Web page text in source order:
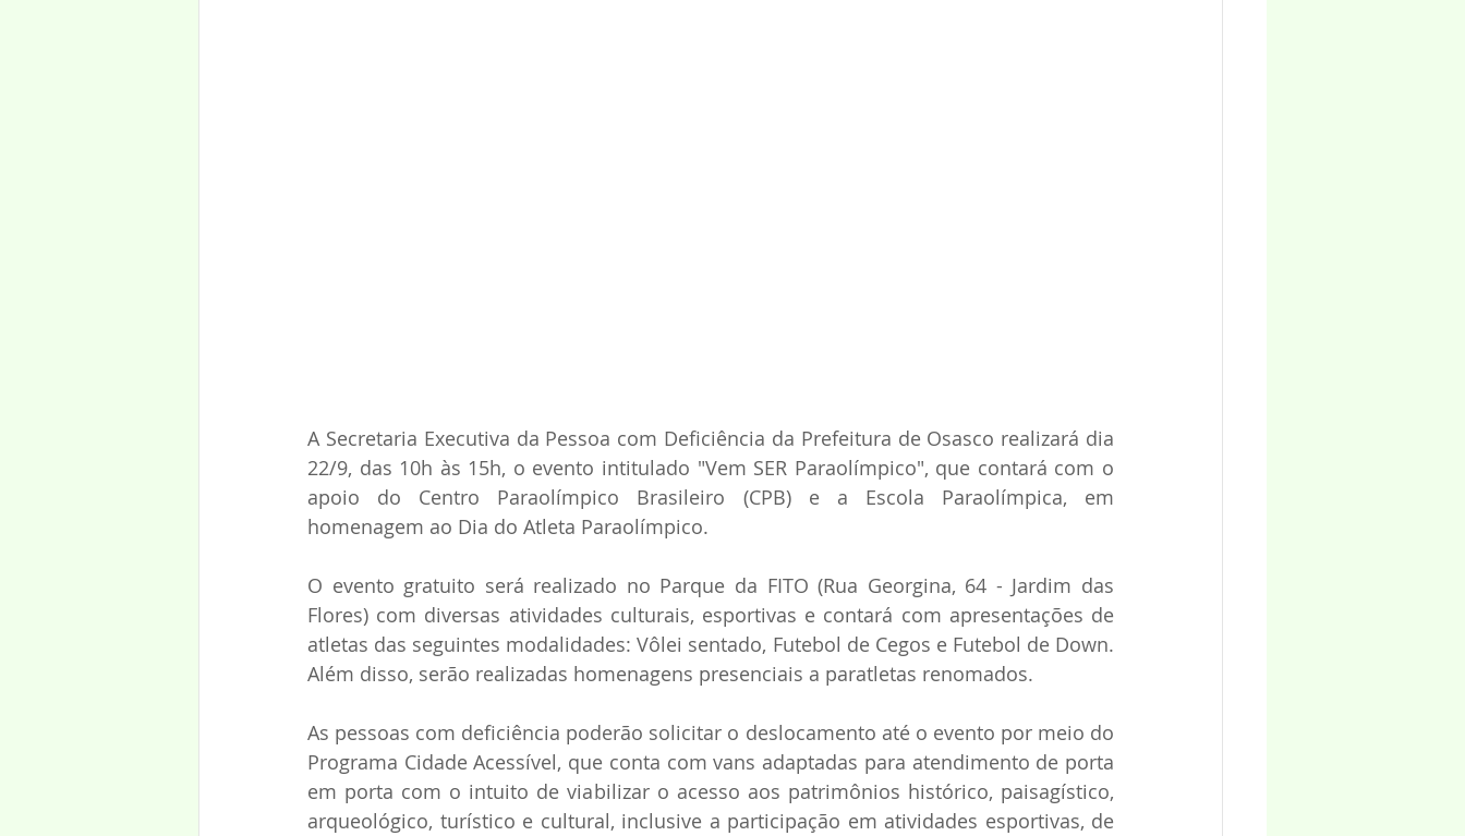
A Secretaria Executiva da Pessoa com Deficiência da Prefeitura de Osasco realizará dia
22/9, das 10h às 15h, o evento intitulado "Vem SER Paraolímpico", que contará com o
apoio do Centro Paraolímpico Brasileiro (CPB) e a Escola Paraolímpica, em
homenagem ao Dia do Atleta Paraolímpico.
O evento gratuito será realizado no Parque da FITO (Rua Georgina, 64 - Jardim das
Flores) com diversas atividades culturais, esportivas e contará com apresentações de
atletas das seguintes modalidades: Vôlei sentado, Futebol de Cegos e Futebol de Down.
Além disso, serão realizadas homenagens presenciais a paratletas renomados.
As pessoas com deficiência poderão solicitar o deslocamento até o evento por meio do
Programa Cidade Acessível, que conta com vans adaptadas para atendimento de porta
em porta com o intuito de viabilizar o acesso aos patrimônios histórico, paisagístico,
arqueológico, turístico e cultural, inclusive a participação em atividades esportivas, de